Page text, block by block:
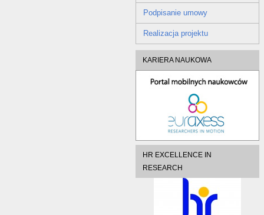
Podpisanie umowy
Realizacja projektu
KARIERA NAUKOWA
HR EXCELLENCE IN
RESEARCH